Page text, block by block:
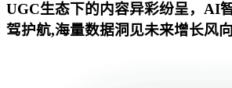
UGC生态下的内容异彩纷呈，AI
驾护航,海量数据洞见未来增长风向